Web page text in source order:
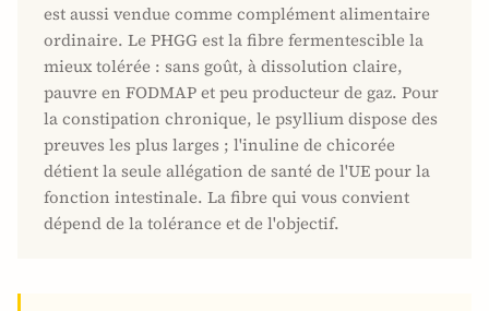
est aussi vendue comme complément alimentaire
ordinaire. Le PHGG est la fibre fermentescible la
mieux tolérée : sans goût, à dissolution claire,
pauvre en FODMAP et peu producteur de gaz. Pour
la constipation chronique, le psyllium dispose des
preuves les plus larges ; l'inuline de chicorée
détient la seule allégation de santé de l'UE pour la
fonction intestinale. La fibre qui vous convient
dépend de la tolérance et de l'objectif.